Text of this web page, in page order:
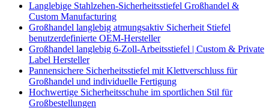
Langlebige Stahlzehen-Sicherheitsstiefel Großhandel &
Custom Manufacturing
Großhandel langlebig atmungsaktiv Sicherheit Stiefel
benutzerdefinierte OEM-Hersteller
Großhandel langlebig 6-Zoll-Arbeitsstiefel | Custom & Private
Label Hersteller
Pannensichere Sicherheitsstiefel mit Klettverschluss für
Großhandel und individuelle Fertigung
Hochwertige Sicherheitsschuhe im sportlichen Stil für
Großbestellungen